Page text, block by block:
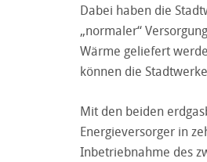
Dabei haben die
„normaler“
Wärme geliefert
können die
Mit den beiden
Energieversorger in
Inbetriebnahme des